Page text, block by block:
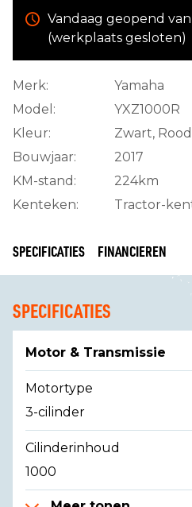
Vandaag geopend
(werkplaats gesloten)
Merk:
Yamaha
Model:
YXZ1000R
Kleur:
Zwart, Rood
Bouwjaar:
2017
KM-stand:
224km
Kenteken:
Tractor-
SPECIFICATIES FINANCIEREN
SPECIFICATIES
Motor & Transmissie
Motortype
3-cilinder
Cilinderinhoud
1000